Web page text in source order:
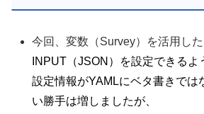
今回、変数（Survey）を活用し
INPUT（JSON）を設定できるよ
設定情報がYAMLにベタ書きでは
い勝手は増しましたが、